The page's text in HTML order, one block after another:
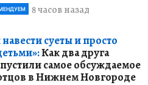
8 часов назад
суеты и просто
Как два друга
самое обсуждаемое
в Нижнем Новгороде